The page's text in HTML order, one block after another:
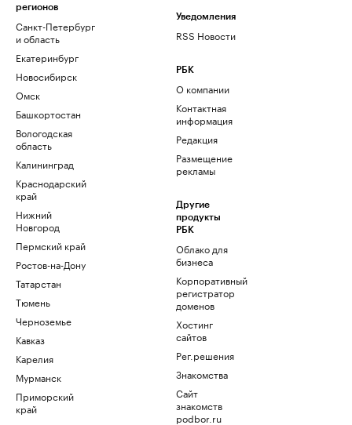
регионов
Санкт-Петербург
и область
Екатеринбург
Новосибирск
Омск
Башкортостан
Вологодская
область
Калининград
Краснодарский
край
Нижний
Новгород
Пермский край
Ростов-на-Дону
Татарстан
Тюмень
Черноземье
Кавказ
Карелия
Мурманск
Приморский
край
Уведомления
RSS Новости
РБК
О компании
Контактная
информация
Редакция
Размещение
рекламы
Другие
продукты
РБК
Облако для
бизнеса
Корпоративный
регистратор
доменов
Хостинг
сайтов
Рег.решения
Знакомства
Сайт
знакомств
podbor.ru